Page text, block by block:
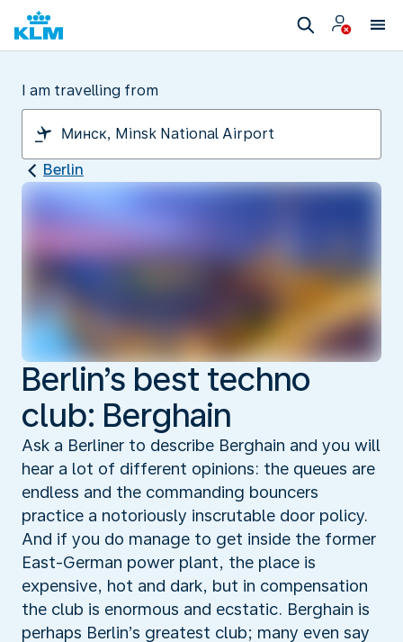
I am travelling from
Berlin
Berlin’s best techno
club: Berghain
Ask a Berliner to describe Berghain and you will
hear a lot of different opinions: the queues are
endless and the commanding bouncers
practice a notoriously inscrutable door policy.
And if you do manage to get inside the former
East-German power plant, the place is
expensive, hot and dark, but in compensation
the club is enormous and ecstatic. Berghain is
perhaps Berlin’s greatest club; many even say